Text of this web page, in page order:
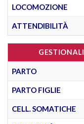
LOCOMOZIONE
ATTENDIBILITÀ
GESTIONALI
PARTO
PARTO FIGLIE
CELL. SOMATICHE